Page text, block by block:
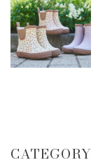
CATEGORY